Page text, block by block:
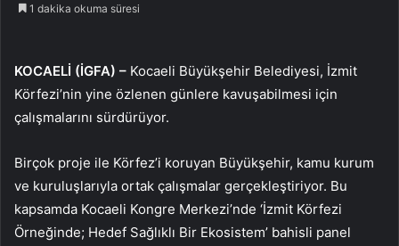
1 dakika okuma süresi
KOCAELİ (İGFA) – Kocaeli Büyükşehir Belediyesi, İzmit
Körfezi’nin yine özlenen günlere kavuşabilmesi için
çalışmalarını sürdürüyor.
Birçok proje ile Körfez’i koruyan Büyükşehir, kamu kurum
ve kuruluşlarıyla ortak çalışmalar gerçekleştiriyor. Bu
kapsamda Kocaeli Kongre Merkezi’nde ‘İzmit Körfezi
Örneğinde; Hedef Sağlıklı Bir Ekosistem’ bahisli panel